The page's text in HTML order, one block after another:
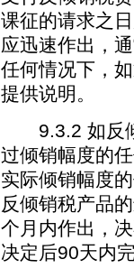
课征的请求之
应迅速作出，
任何情况下，
提供说明。
9.3.2 如反倾
过倾销幅度的
实际倾销幅度
反倾销税产品
个月内作出，
决定后90天内